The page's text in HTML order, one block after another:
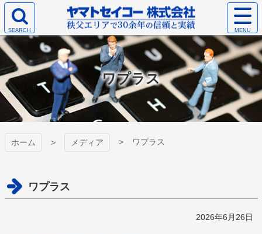
コ
テ
ン
ツ
本
文
へ
ス
ワプラス
ホーム メディア ワプラス
ワプラス
2026年6月26日
ヤマトセイコー
株式会社
検
エ
リ
ア
を
開
く
サ
イ
ト
メ
ニ
ュ
ー
を
開
く